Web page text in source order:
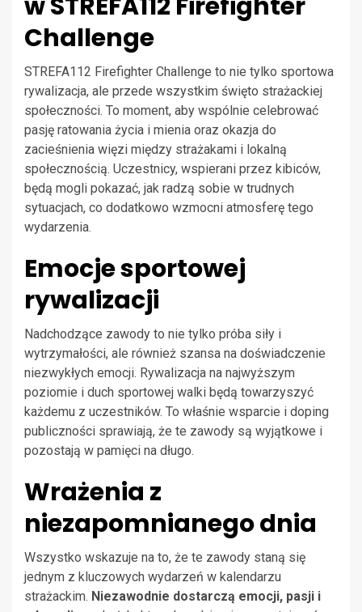
Challenge
STREFA112 Firefighter Challenge to nie tylko sportowa
rywalizacja, ale przede wszystkim święto strażackiej
społeczności. To moment, aby wspólnie celebrować
pasję ratowania życia i mienia oraz okazja do
zacieśnienia więzi między strażakami i lokalną
społecznością. Uczestnicy, wspierani przez kibiców,
będą mogli pokazać, jak radzą sobie w trudnych
sytuacjach, co dodatkowo wzmocni atmosferę tego
wydarzenia.
Emocje sportowej
rywalizacji
Nadchodzące zawody to nie tylko próba siły i
wytrzymałości, ale również szansa na doświadczenie
niezwykłych emocji. Rywalizacja na najwyższym
poziomie i duch sportowej walki będą towarzyszyć
każdemu z uczestników. To właśnie wsparcie i doping
publiczności sprawiają, że te zawody są wyjątkowe i
pozostają w pamięci na długo.
Wrażenia z
niezapomnianego dnia
Wszystko wskazuje na to, że te zawody staną się
jednym z kluczowych wydarzeń w kalendarzu
strażackim. Niezawodnie dostarczą emocji, pasji i